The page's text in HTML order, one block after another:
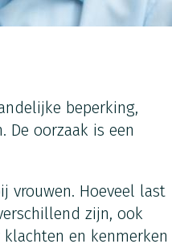
beperking,
oorzaak is een
vrouwen. Hoeveel last
zijn, ook
en kenmerken